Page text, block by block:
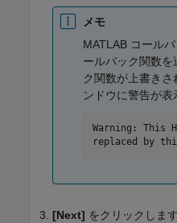
メモ
MATLAB コール
ールバック関数
ク関数が上書き
ンドウに警告が表
Warning: This
replaced by
[Next] をクリックします